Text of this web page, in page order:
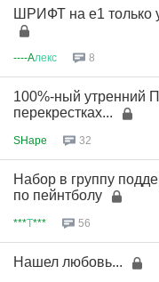
ШРИФТ на е1 только
----Aлекс 8
100%-ный утренний
перекрестках...
SHape 32
Набор в группу
по пейнтболу
***Т*** 56
Нашел любовь...